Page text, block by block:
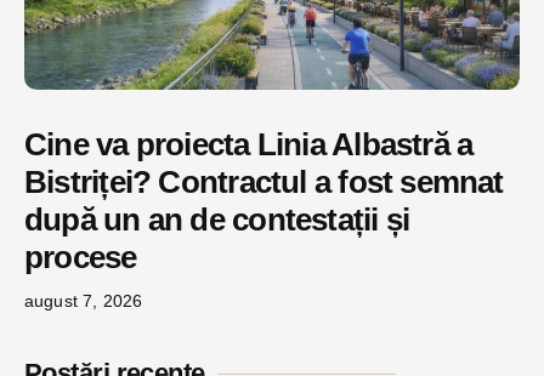
Cine va proiecta Linia Albastră a
Bistriței? Contractul a fost semnat
după un an de contestații și
procese
august 7, 2026